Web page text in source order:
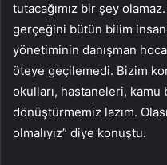
tutacağımız bir şey
gerçeğini bütün bilim
yönetiminin danışman
öteye geçilemedi. Bizim
okulları, hastaneleri, kamu
dönüştürmemiz lazım.
olmalıyız” diye konuştu.